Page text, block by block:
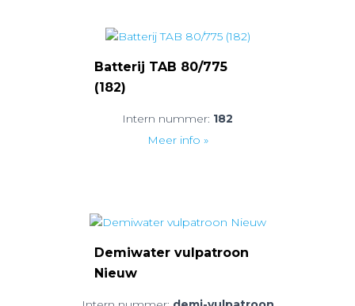
Batterij TAB 80/775
(182)
Intern nummer: 182
Meer info »
Demiwater vulpatroon
Nieuw